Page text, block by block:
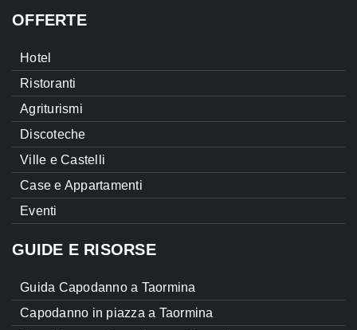
OFFERTE
Hotel
Ristoranti
Agriturismi
Discoteche
Ville e Castelli
Case e Appartamenti
Eventi
GUIDE E RISORSE
Guida Capodanno a Taormina
Capodanno in piazza a Taormina